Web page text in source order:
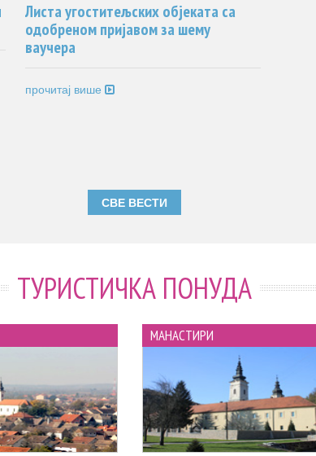
Листа угоститељских објеката са
одобреном пријавом за шему
ваучера
прочитај више
СВЕ ВЕСТИ
ТУРИСТИЧКА ПОНУДА
МАНАСТИРИ